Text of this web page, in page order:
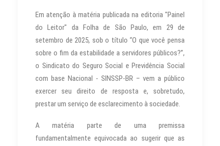
Em atenção à matéria publicada na editoria "Painel
do Leitor" da Folha de São Paulo, em 29 de
setembro de 2025, sob o título “O que você pensa
sobre o fim da estabilidade a servidores públicos?”,
o Sindicato do Seguro Social e Previdência Social
com base Nacional - SINSSP-BR – vem a público
exercer seu direito de resposta e, sobretudo,
prestar um serviço de esclarecimento à sociedade.
A matéria parte de uma premissa
fundamentalmente equivocada ao sugerir que as